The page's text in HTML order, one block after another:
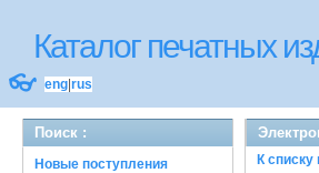
Каталог печатных
👓 eng rus
Поиск :
Новые поступления
К